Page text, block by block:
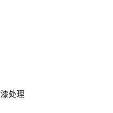
处理